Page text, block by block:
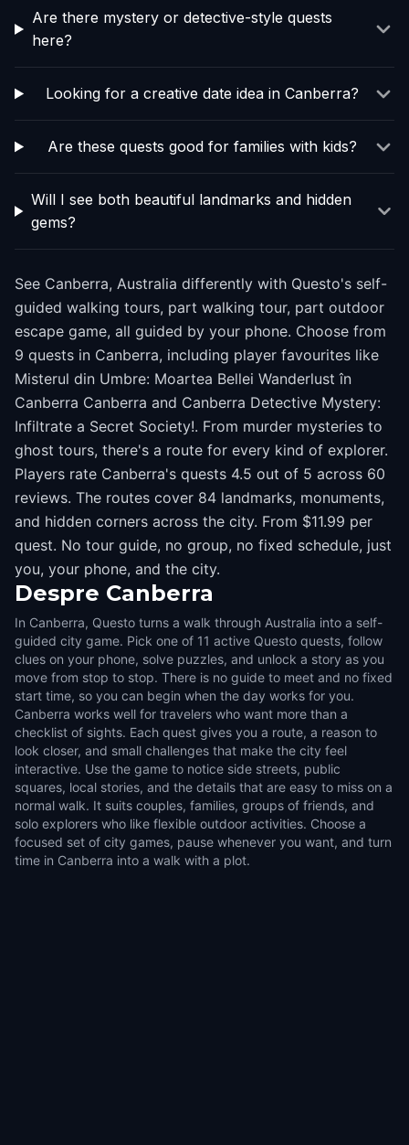
Are there mystery or detective-style quests
here?
Looking for a creative date idea in Canberra?
Are these quests good for families with kids?
Will I see both beautiful landmarks and hidden
gems?
See Canberra, Australia differently with Questo's self-
guided walking tours, part walking tour, part outdoor
escape game, all guided by your phone. Choose from
9 quests in Canberra, including player favourites like
Misterul din Umbre: Moartea Bellei Wanderlust în
Canberra Canberra and Canberra Detective Mystery:
Infiltrate a Secret Society!. From murder mysteries to
ghost tours, there's a route for every kind of explorer.
Players rate Canberra's quests 4.5 out of 5 across 60
reviews. The routes cover 84 landmarks, monuments,
and hidden corners across the city. From $11.99 per
quest. No tour guide, no group, no fixed schedule, just
you, your phone, and the city.
Despre Canberra
In Canberra, Questo turns a walk through Australia into a self-
guided city game. Pick one of 11 active Questo quests, follow
clues on your phone, solve puzzles, and unlock a story as you
move from stop to stop. There is no guide to meet and no fixed
start time, so you can begin when the day works for you.
Canberra works well for travelers who want more than a
checklist of sights. Each quest gives you a route, a reason to
look closer, and small challenges that make the city feel
interactive. Use the game to notice side streets, public
squares, local stories, and the details that are easy to miss on a
normal walk. It suits couples, families, groups of friends, and
solo explorers who like flexible outdoor activities. Choose a
focused set of city games, pause whenever you want, and turn
time in Canberra into a walk with a plot.